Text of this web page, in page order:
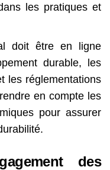
les pratiques et
doit être en ligne
durable, les
les réglementations
en compte les
pour assurer
des